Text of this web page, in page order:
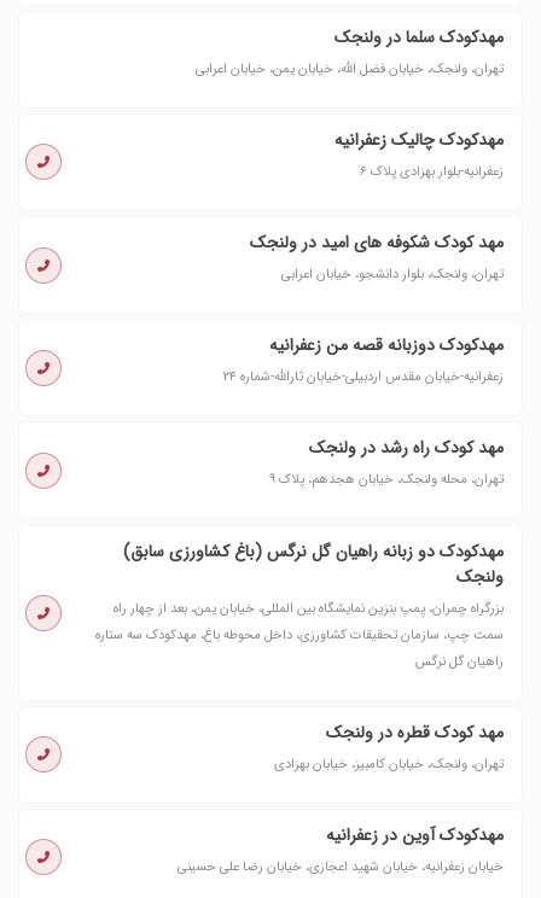
مهدکودک سلما در ولنجک
تهران، ولنجک، خیابان فضل الله، خیابان یمن، خیابان اعرابی
مهدکودک چالیک زعفرانیه
زعفرانیه-بلوار بهزادی پلاک ۶
مهد کودک شکوفه های امید در ولنجک
تهران، ولنجک، بلوار دانشجو، خیابان اعرابی
مهدکودک دوزبانه قصه من زعفرانیه
زعفرانیه-خیابان مقدس اردبیلی-خیابان ثارالله-شماره ۲۴
مهد کودک راه رشد در ولنجک
تهران، محله ولنجک، خیابان هجدهم، پلاک ۹
مهدکودک دو زبانه راهیان گل نرگس (باغ کشاورزی سابق)
ولنجک
بزرگراه چمران، پمپ بنزین نمایشگاه بین المللی، خیابان یمن، بعد از چهار راه
سمت چپ، سازمان تحقیقات کشاورزی، داخل محوطه باغ، مهدکودک سه ستاره
راهیان گل نرگس
مهد کودک قطره در ولنجک
تهران، ولنجک، خیابان کامبیز، خیابان بهزادی
مهدکودک آوین در زعفرانیه
خیابان زعفرانیه، خیابان شهید اعجازی، خیابان رضا علی حسینی